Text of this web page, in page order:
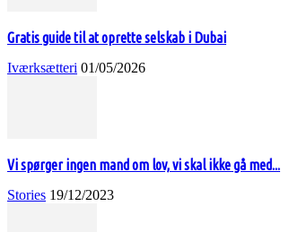
Gratis guide til at oprette selskab i Dubai
Iværksætteri 01/05/2026
Vi spørger ingen mand om lov, vi skal ikke gå med...
Stories 19/12/2023